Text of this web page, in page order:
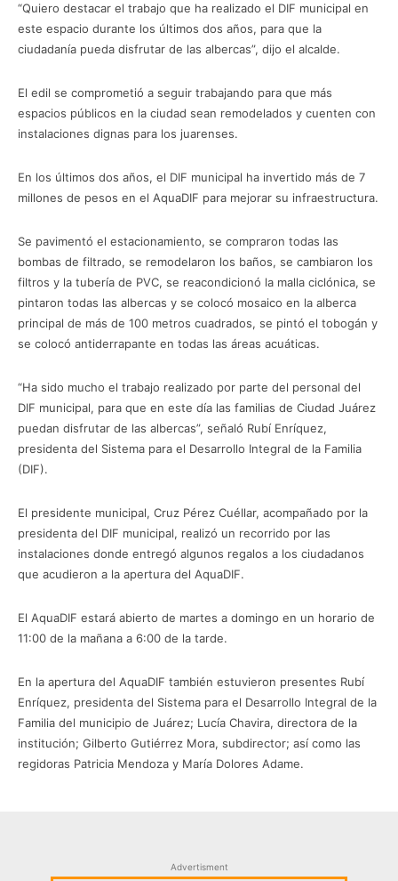
“Quiero destacar el trabajo que ha realizado el DIF municipal en
este espacio durante los últimos dos años, para que la
ciudadanía pueda disfrutar de las albercas”, dijo el alcalde.
El edil se comprometió a seguir trabajando para que más
espacios públicos en la ciudad sean remodelados y cuenten con
instalaciones dignas para los juarenses.
En los últimos dos años, el DIF municipal ha invertido más de 7
millones de pesos en el AquaDIF para mejorar su infraestructura.
Se pavimentó el estacionamiento, se compraron todas las
bombas de filtrado, se remodelaron los baños, se cambiaron los
filtros y la tubería de PVC, se reacondicionó la malla ciclónica, se
pintaron todas las albercas y se colocó mosaico en la alberca
principal de más de 100 metros cuadrados, se pintó el tobogán y
se colocó antiderrapante en todas las áreas acuáticas.
“Ha sido mucho el trabajo realizado por parte del personal del
DIF municipal, para que en este día las familias de Ciudad Juárez
puedan disfrutar de las albercas”, señaló Rubí Enríquez,
presidenta del Sistema para el Desarrollo Integral de la Familia
(DIF).
El presidente municipal, Cruz Pérez Cuéllar, acompañado por la
presidenta del DIF municipal, realizó un recorrido por las
instalaciones donde entregó algunos regalos a los ciudadanos
que acudieron a la apertura del AquaDIF.
El AquaDIF estará abierto de martes a domingo en un horario de
11:00 de la mañana a 6:00 de la tarde.
En la apertura del AquaDIF también estuvieron presentes Rubí
Enríquez, presidenta del Sistema para el Desarrollo Integral de la
Familia del municipio de Juárez; Lucía Chavira, directora de la
institución; Gilberto Gutiérrez Mora, subdirector; así como las
regidoras Patricia Mendoza y María Dolores Adame.
Advertisment